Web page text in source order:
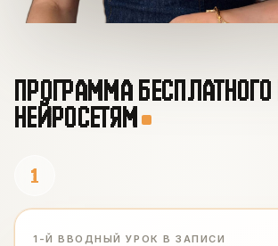
ПРОГРАММА
НЕЙРОСЕТЯМ
1
1-Й ВВОДНЫЙ УРОК В ЗАПИСИ